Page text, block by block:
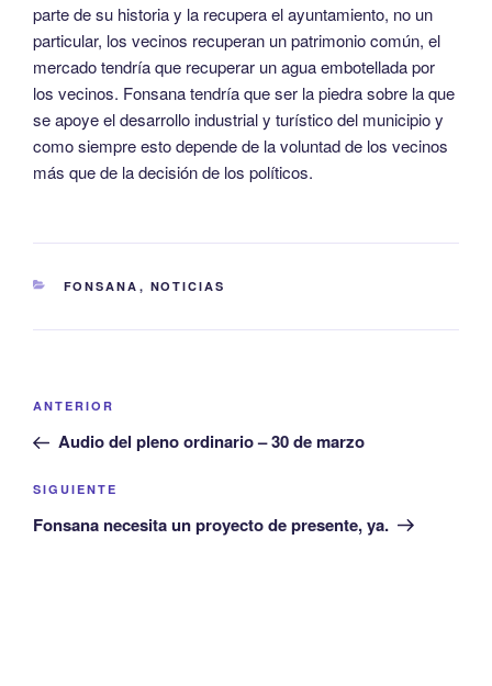
parte de su historia y la recupera el ayuntamiento, no un
particular, los vecinos recuperan un patrimonio común, el
mercado tendría que recuperar un agua embotellada por
los vecinos. Fonsana tendría que ser la piedra sobre la que
se apoye el desarrollo industrial y turístico del municipio y
como siempre esto depende de la voluntad de los vecinos
más que de la decisión de los políticos.
CATEGORÍAS
FONSANA , NOTICIAS
Navegación
entradas
Entrada
anterior:
ANTERIOR
Audio del pleno ordinario – 30 de marzo
Siguiente
entrada
SIGUIENTE
Fonsana necesita un proyecto de presente, ya.